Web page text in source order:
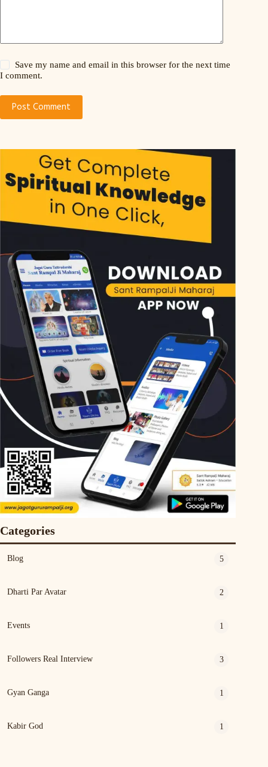
Save my name and email in this browser for the next time
I comment.
Post Comment
Categories
Blog 5
Dharti Par Avatar 2
Events 1
Followers Real Interview 3
Gyan Ganga 1
Kabir God 1